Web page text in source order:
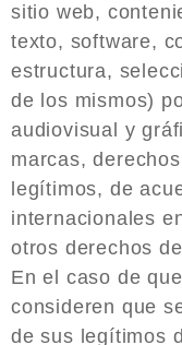
sitio web,
texto, software,
estructura,
de los mismos)
audiovisual y
marcas,
legítimos, de
internacionales
otros derechos
En el caso de
consideren que
de sus legítimos